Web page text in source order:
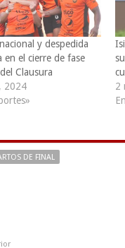
y despedida
en el cierre de fase
Clausura
2024
2
DE FINAL